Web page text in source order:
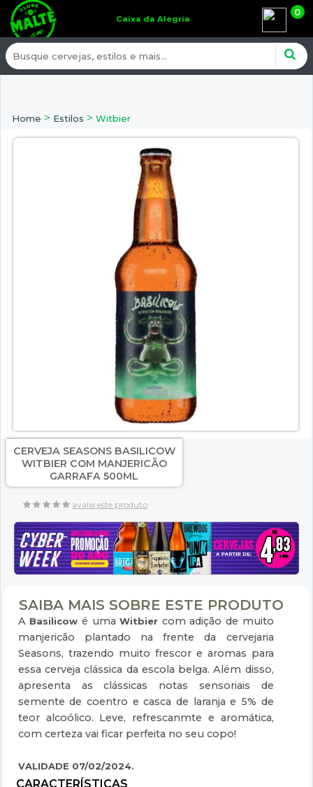
Caixa da Alegria
0
Home > Estilos > Witbier
CERVEJA SEASONS BASILICOW
WITBIER COM MANJERICÃO
GARRAFA 500ML
avalie este produto
SAIBA MAIS SOBRE ESTE PRODUTO
A Basilicow é umaWitbier com adição de muito
manjericão plantado na frente da cervejaria
Seasons, trazendo muito frescor e aromas para
essa cerveja clássica da escola belga. Além disso,
apresenta as clássicas notas sensoriais de
semente de coentro e casca de laranja e 5% de
teor alcoólico. Leve, refrescanmte e aromática,
com certeza vai ficar perfeita no seu copo!
VALIDADE 07/02/2024.